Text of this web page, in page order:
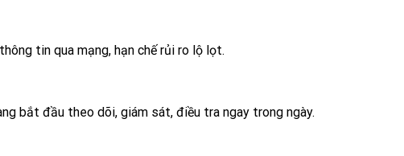
tin qua mạng, hạn chế rủi ro lộ lọt.
bắt đầu theo dõi, giám sát, điều tra ngay trong ngày.